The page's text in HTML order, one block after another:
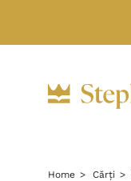
Home Cărți